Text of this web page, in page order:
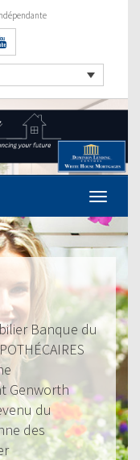
Banque du
Genworth
du
des